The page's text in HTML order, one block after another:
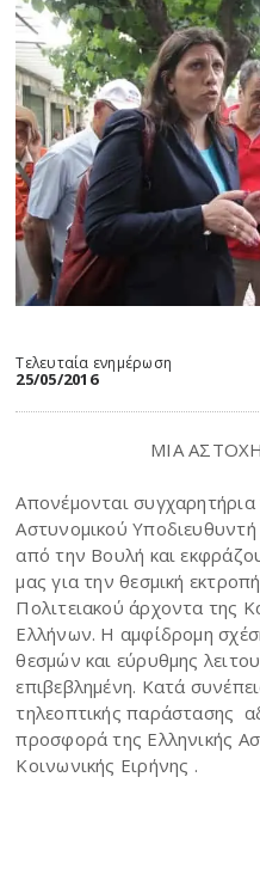
Τελευταία ενημέρωση
25/05/2016
ΜΙΑ
Απονέμονται
Αστυνομικού
από την Βουλή και
μας για την θεσμική
Πολιτειακού άρχοντα της
Ελλήνων. Η αμφίδρομη
θεσμών και εύρυθμης
επιβεβλημένη. Κατά
τηλεοπτικής παράστασης
προσφορά της Ελληνικής
Κοινωνικής Ειρήνης .